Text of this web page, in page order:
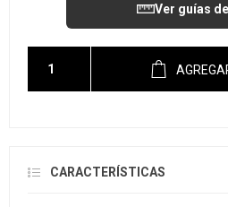
Ver guías
CARACTERÍSTICAS